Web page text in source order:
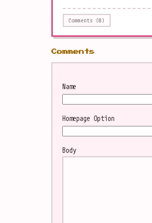
Comments (0)
Comments
Name
Homepage Option
Body